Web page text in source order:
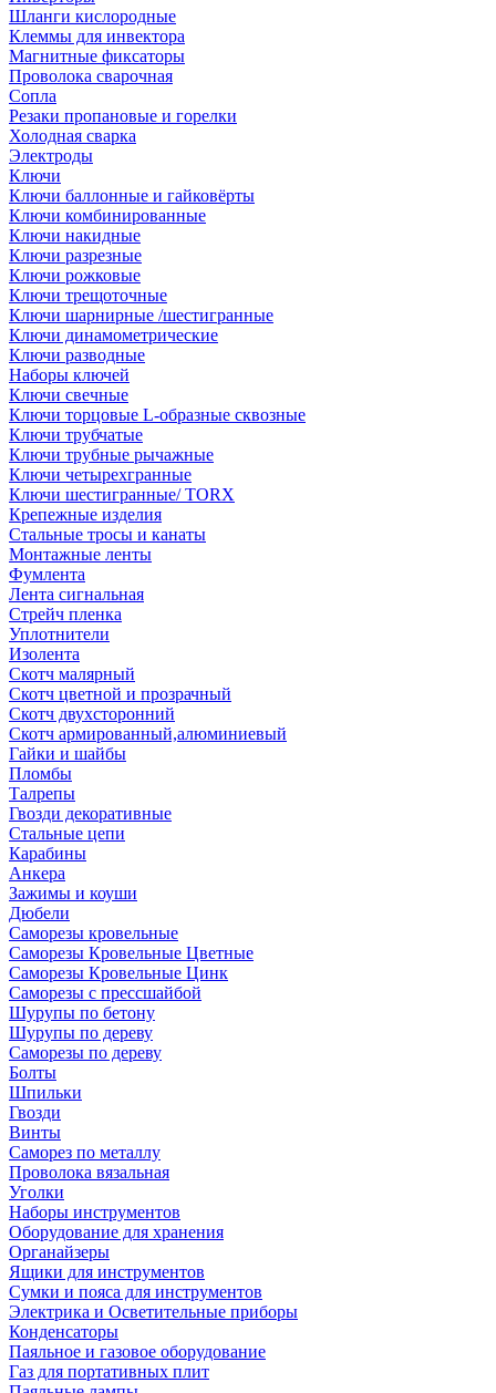
Шланги кислородные
Клеммы для инвектора
Магнитные фиксаторы
Проволока сварочная
Сопла
Резаки пропановые и горелки
Холодная сварка
Электроды
Ключи
Ключи баллонные и гайковёрты
Ключи комбинированные
Ключи накидные
Ключи разрезные
Ключи рожковые
Ключи трещоточные
Ключи шарнирные /шестигранные
Ключи динамометрические
Ключи разводные
Наборы ключей
Ключи свечные
Ключи торцовые L-образные сквозные
Ключи трубчатые
Ключи трубные рычажные
Ключи четырехгранные
Ключи шестигранные/ TORX
Крепежные изделия
Стальные тросы и канаты
Монтажные ленты
Фумлента
Лента сигнальная
Стрейч пленка
Уплотнители
Изолента
Скотч малярный
Скотч цветной и прозрачный
Скотч двухсторонний
Скотч армированный,алюминиевый
Гайки и шайбы
Пломбы
Талрепы
Гвозди декоративные
Стальные цепи
Карабины
Анкера
Зажимы и коуши
Дюбели
Саморезы кровельные
Саморезы Кровельные Цветные
Саморезы Кровельные Цинк
Саморезы с прессшайбой
Шурупы по бетону
Шурупы по дереву
Саморезы по дереву
Болты
Шпильки
Гвозди
Винты
Саморез по металлу
Проволока вязальная
Уголки
Наборы инструментов
Оборудование для хранения
Органайзеры
Ящики для инструментов
Сумки и пояса для инструментов
Электрика и Осветительные приборы
Конденсаторы
Паяльное и газовое оборудование
Газ для портативных плит